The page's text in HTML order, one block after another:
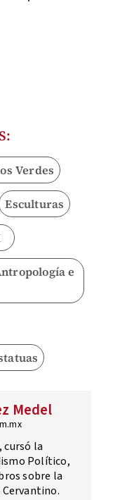
Verdes
Esculturas
e
Medel
la
Político,
sobre la